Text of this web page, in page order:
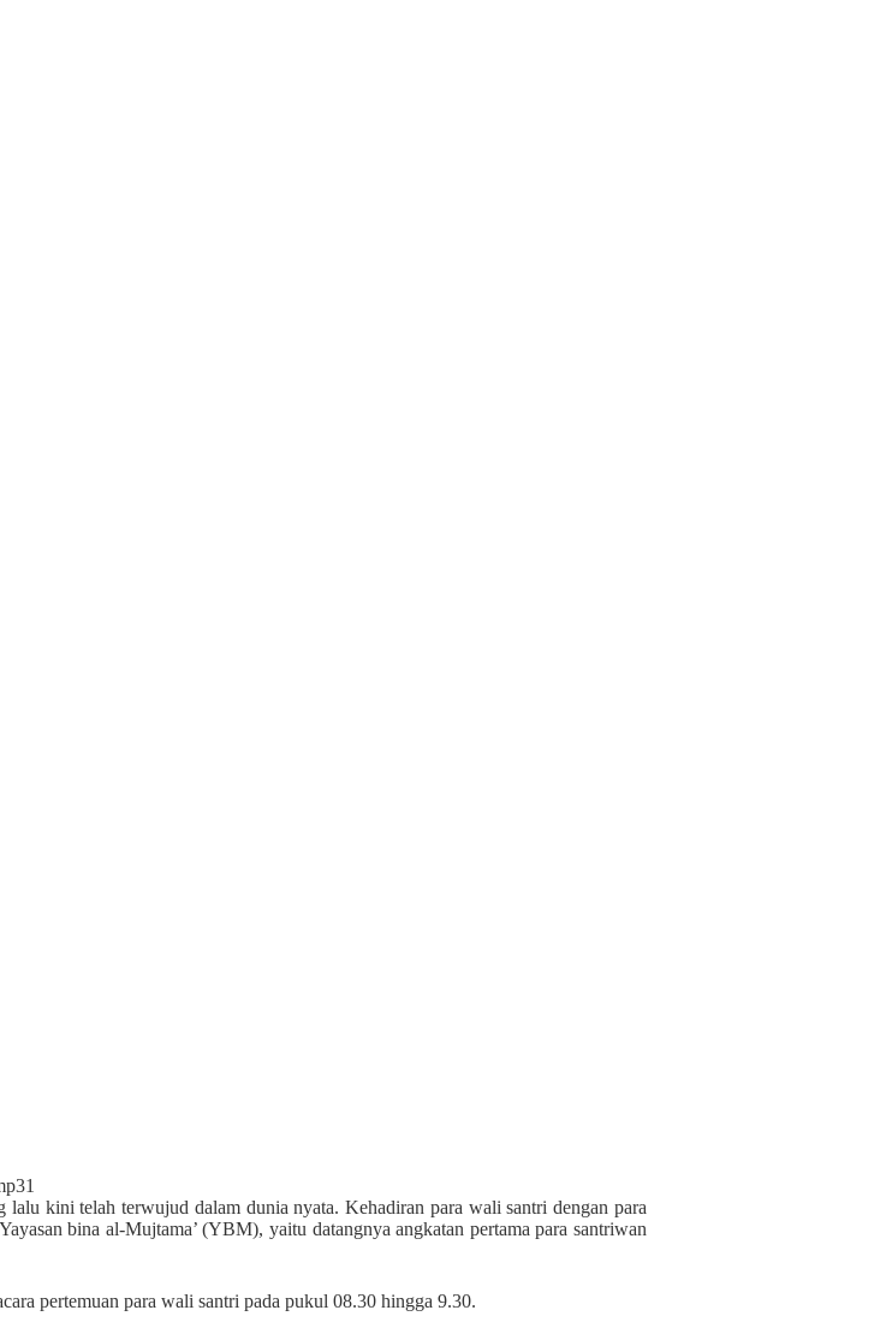
lalu kini telah terwujud dalam dunia nyata. Kehadiran para wali santri dengan para
bina al-Mujtama’ (YBM), yaitu datangnya angkatan pertama para santriwan
pertemuan para wali santri pada pukul 08.30 hingga 9.30.